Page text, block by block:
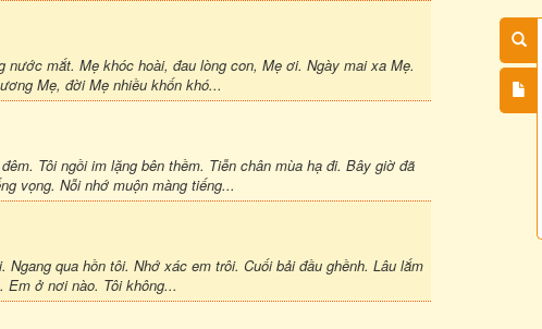
mắt. Mẹ khóc hoài, đau lòng con, Mẹ ơi. Ngày mai xa Mẹ.
Mẹ, đời Mẹ nhiều khốn khó...
Tôi ngồi im lặng bên thềm. Tiễn chân mùa hạ đi. Bây giờ đã
vọng. Nỗi nhớ muộn màng tiếng...
qua hồn tôi. Nhớ xác em trôi. Cuối bải đầu ghềnh. Lâu lắm
Em ở nơi nào. Tôi không...